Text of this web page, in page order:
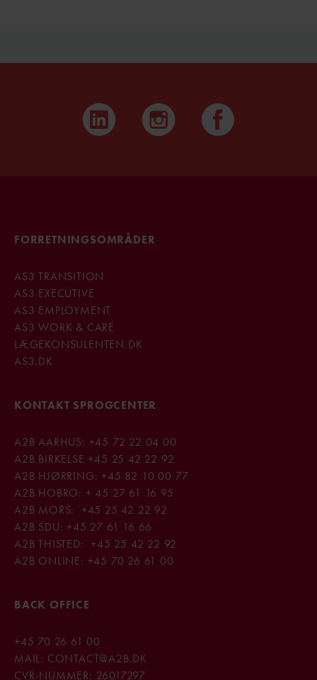
FORRETNINGSOMRÅDER
AS3 TRANSITION
AS3 EXECUTIVE
AS3 EMPLOYMENT
AS3 WORK & CARE
LÆGEKONSULENTEN.DK
AS3.DK
KONTAKT SPROGCENTER
A2B AARHUS: +45 72 22 04 00
A2B BIRKELSE+45 25 42 22 92
A2B HJØRRING:+45 82 10 00 77
A2B HOBRO: + 45 27 61 16 95
A2B MORS: +45 25 42 22 92
A2B SDU:+45 27 61 16 66
A2B THISTED:+45 25 42 22 92
A2B ONLINE: +45 70 26 61 00
BACK OFFICE
+45 70 26 61 00
MAIL: CONTACT@A2B.DK
CVR-NUMMER: 26017297